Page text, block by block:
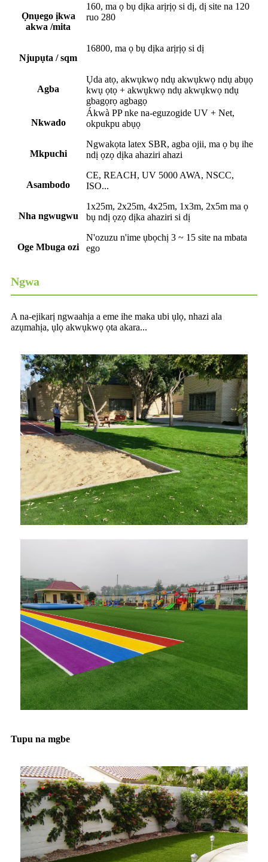
Ọnụego ịkwa
akwa /mita
160, ma ọ bụ dịka arịrịọ si dị, dị site na 120
ruo 280
Njupụta / sqm
16800, ma ọ bụ dịka arịrịọ si dị
Agba
Ụda atọ, akwụkwọ ndụ akwụkwọ ndụ abụọ
kwụ ọtọ + akwụkwọ ndụ akwụkwọ ndụ
gbagọrọ agbagọ
Nkwado
Ákwà PP nke na-eguzogide UV + Net,
okpukpu abụọ
Mkpuchi
Ngwakọta latex SBR, agba ojii, ma ọ bụ ihe
ndị ọzọ dịka ahaziri ahazi
Asambodo
CE, REACH, UV 5000 AWA, NSCC,
ISO...
Nha ngwugwu
1x25m, 2x25m, 4x25m, 1x3m, 2x5m ma ọ
bụ ndị ọzọ dịka ahaziri si dị
Oge Mbuga ozi
N'ozuzu n'ime ụbọchị 3 ~ 15 site na mbata
ego
Ngwa
A na-ejikarị ngwaahịa a eme ihe maka ubi ụlọ, nhazi ala
azụmahịa, ụlọ akwụkwọ ọta akara...
Tupu na mgbe